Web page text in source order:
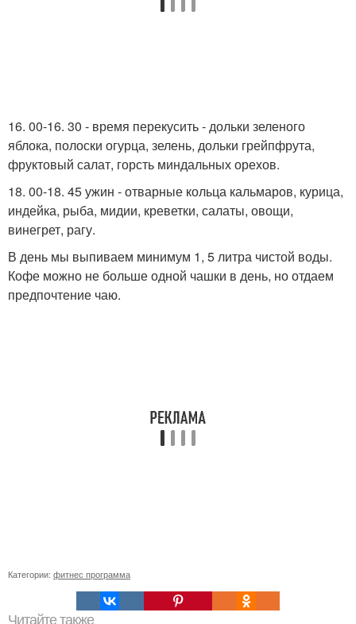
16. 00-16. 30 - время перекусить - дольки зеленого
яблока, полоски огурца, зелень, дольки грейпфрута,
фруктовый салат, горсть миндальных орехов.
18. 00-18. 45 ужин - отварные кольца кальмаров, курица,
индейка, рыба, мидии, креветки, салаты, овощи,
винегрет, рагу.
В день мы выпиваем минимум 1, 5 литра чистой воды.
Кофе можно не больше одной чашки в день, но отдаем
предпочтение чаю.
Категории: фитнес программа
Читайте также